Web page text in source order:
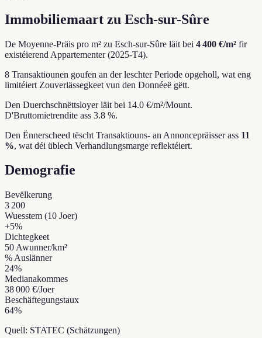
Immobiliemaart zu Esch-sur-Sûre
De Moyenne-Präis pro m² zu Esch-sur-Sûre läit bei 4 400 €/m² fir
existéierend Appartementer (2025-T4).
8 Transaktiounen goufen an der leschter Periode opgeholl, wat eng
limitéiert Zouverlässegkeet vun den Donnéeë gëtt.
Den Duerchschnëttsloyer läit bei 14.0 €/m²/Mount.
D'Bruttomietrendite ass 3.8 %.
Den Ënnerscheed tëscht Transaktiouns- an Annoncepräisser ass 11
%, wat déi üblech Verhandlungsmarge reflektéiert.
Demografie
Bevëlkerung
3 200
Wuesstem (10 Joer)
+5%
Dichtegkeet
50 Awunner/km²
% Auslänner
24%
Medianakommes
38 000 €/Joer
Beschäftegungstaux
64%
Quell: STATEC (Schätzungen)